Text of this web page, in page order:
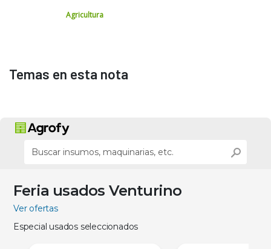
Agricultura
Temas en esta nota
Feria usados Venturino
Ver ofertas
Especial usados seleccionados